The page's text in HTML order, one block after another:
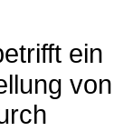
ein
von